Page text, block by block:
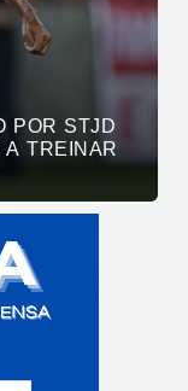
POR STJD
A TREINAR